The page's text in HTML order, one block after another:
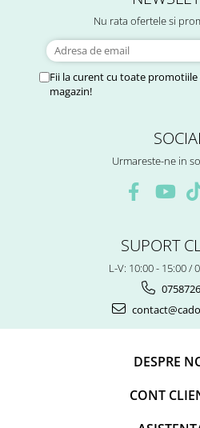
Nu rata ofertele si
Fii la curent cu toate
magazin!
Urmareste-ne in
SUPORT
L-V: 10:00 - 15:00 /
DESPRE
CONT